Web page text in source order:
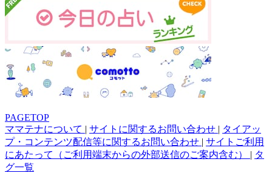
PAGETOP
ママテナについて | サイトに関するお問い合わせ | タイアッ
プ・コンテンツ配信等に関するお問い合わせ | サイトご利用
にあたって（ご利用端末からの外部送信のご案内含む） | タ
グ一覧